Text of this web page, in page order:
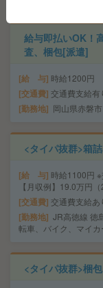
給与即払いOK！
査、梱包[派遣]
給 与 時給1200円
交通費 交通費支給有
勤務地 岡山県赤磐
<タイパ抜群>箱
給 与 時給1100円 ※
【月収例】19.0万円
交通費 交通費支給あ
勤務地 JR高徳線 徳
転車、バイク、マイカ
<タイパ抜群>梱